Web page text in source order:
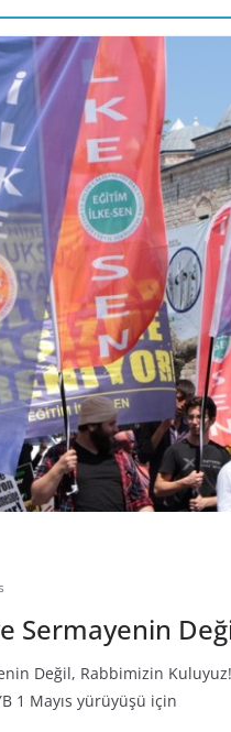
Sermayenin
Değil, Rabbimizin
1 Mayıs yürüyüşü için